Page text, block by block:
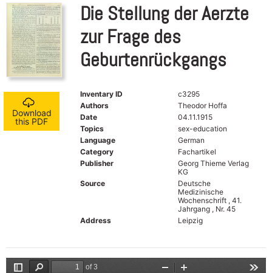
Download
this PDF
Die Stellung der Aerzte
zur Frage des
Geburtenrückgangs
Inventary ID
c3295
Authors
Theodor Hoffa
Date
04.11.1915
Topics
sex-education
Language
German
Category
Fachartikel
Publisher
Georg Thieme Verlag
KG
Source
Deutsche
Medizinische
Wochenschrift , 41.
Jahrgang , Nr. 45
Address
Leipzig